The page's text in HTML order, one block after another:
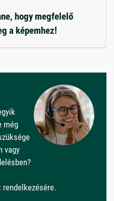
hogy megfelelő
a képemhez!
még
vagy